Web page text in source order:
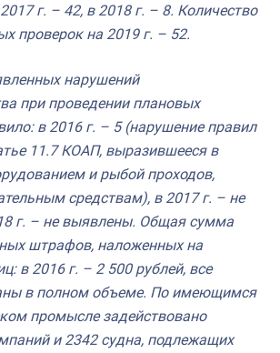
г. – 42, в 2018 г. – 8. Количество
проверок на 2019 г. – 52.
нарушений
при проведении плановых
в 2016 г. – 5 (нарушение правил
11.7 КОАП, выразившееся в
и рыбой проходов,
средствам), в 2017 г. – не
г. – не выявлены. Общая сумма
штрафов, наложенных на
в 2016 г. – 2 500 рублей, все
в полном объеме. По имеющимся
промысле задействовано
и 2342 судна, подлежащих